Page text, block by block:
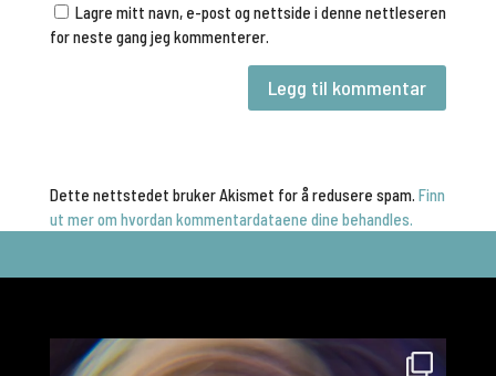
Lagre mitt navn, e-post og nettside i denne nettleseren
for neste gang jeg kommenterer.
Dette nettstedet bruker Akismet for å redusere spam. Finn
ut mer om hvordan kommentardataene dine behandles.